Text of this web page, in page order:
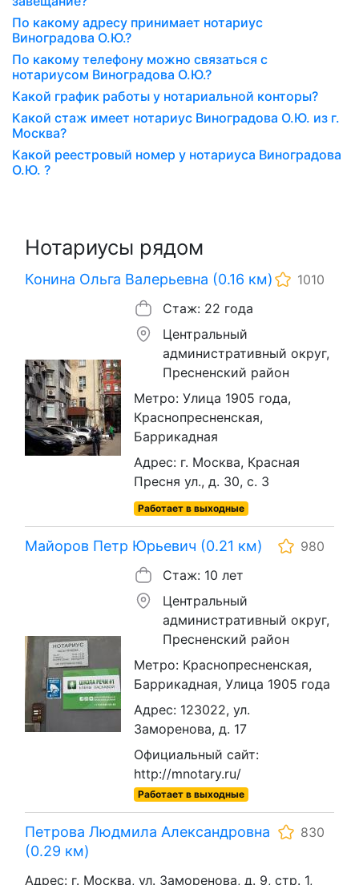
По какому адресу принимает нотариус
Виноградова О.Ю.?
По какому телефону можно связаться с
нотариусом Виноградова О.Ю.?
Какой график работы у нотариальной конторы?
Какой стаж имеет нотариус Виноградова О.Ю. из г.
Москва?
Какой реестровый номер у нотариуса Виноградова
О.Ю. ?
Нотариусы рядом
Конина Ольга Валерьевна (0.16 км)
1010
Стаж: 22 года
Центральный
административный округ,
Пресненский район
Метро: Улица 1905 года,
Краснопресненская,
Баррикадная
Адрес: г. Москва, Красная
Пресня ул., д. 30, с. 3
Работает в выходные
Майоров Петр Юрьевич (0.21 км)
980
Стаж: 10 лет
Центральный
административный округ,
Пресненский район
Метро: Краснопресненская,
Баррикадная, Улица 1905 года
Адрес: 123022, ул.
Заморенова, д. 17
Официальный сайт:
http://mnotary.ru/
Работает в выходные
Петрова Людмила Александровна
(0.29 км)
830
Адрес: г. Москва, ул. Заморенова, д. 9, стр. 1,